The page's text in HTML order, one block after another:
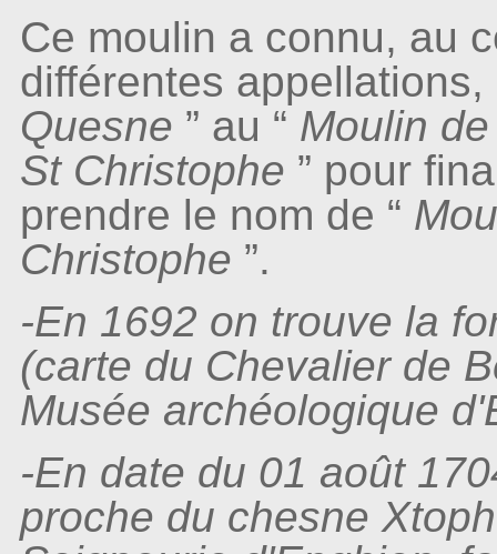
Ce moulin a connu, au
différentes
Quesne ” au “ Moulin
St Christophe ” pour
prendre le nom de “
Christophe ”.
-En 1692 on trouve la
(carte du Chevalier de
Musée archéologique
-En date du 01 août
proche du chesne